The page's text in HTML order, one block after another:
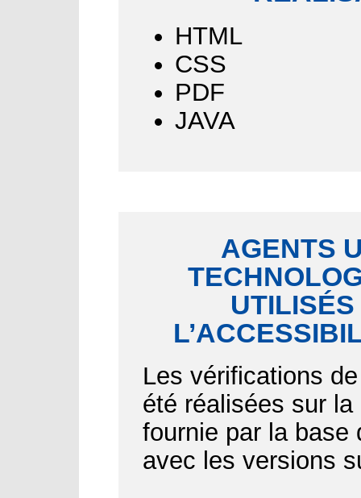
HTML
CSS
PDF
JAVA
AGENTS
Les vérifications
été réalisées sur
fournie par la base
avec les versions